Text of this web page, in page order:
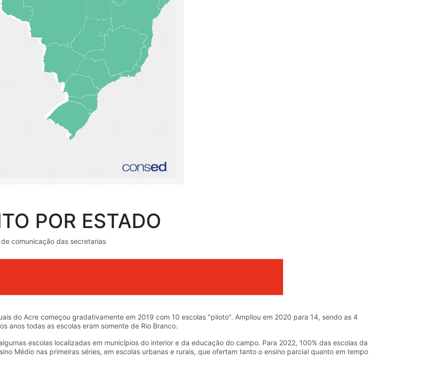
POR ESTADO
comunicação das secretarias
do Acre começou gradativamente em 2019 com 10 escolas "piloto". Ampliou em 2020 para 14, sendo as 4
anos todas as escolas eram somente de Rio Branco.
escolas localizadas em municípios do interior e da educação do campo. Para 2022, 100% das escolas da
Médio nas primeiras séries, em escolas urbanas e rurais, que ofertam tanto o ensino parcial quanto em tempo